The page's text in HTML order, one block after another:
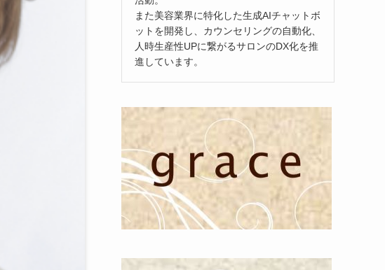
また美容業界に特化した生成AIチャットボ
ットを開発し、カウンセリングの自動化、
人時生産性UPに繋がるサロンのDX化を推
進しています。